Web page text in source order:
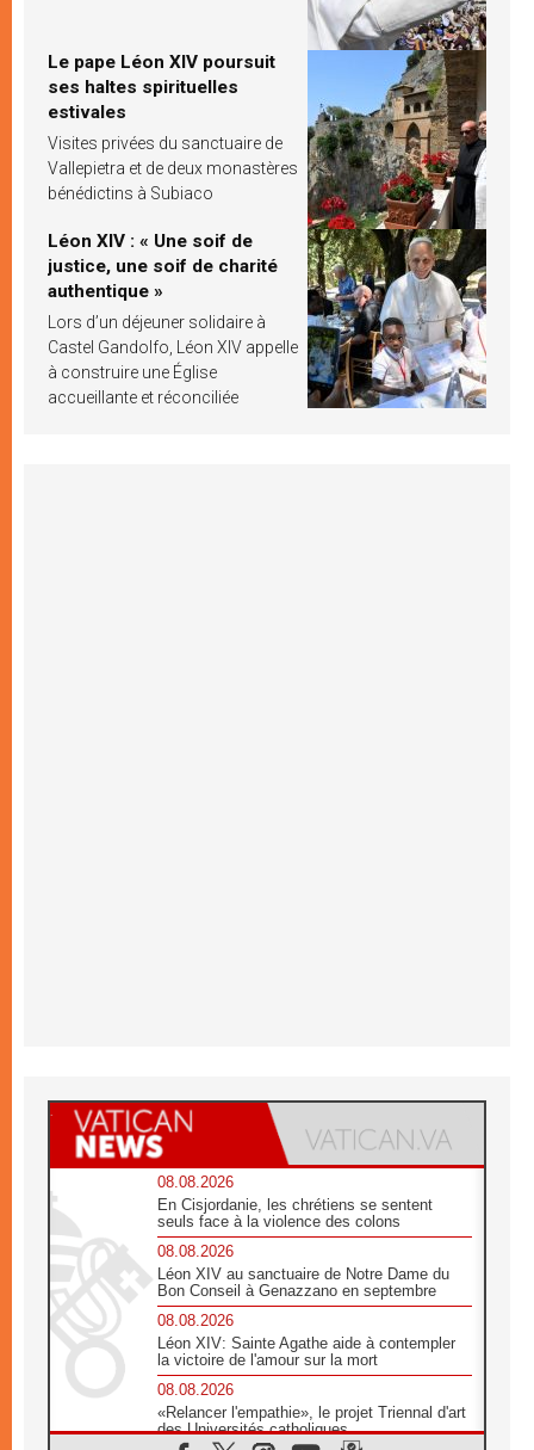
Le pape Léon XIV poursuit
ses haltes spirituelles
estivales
Visites privées du sanctuaire de
Vallepietra et de deux monastères
bénédictins à Subiaco
Léon XIV : « Une soif de
justice, une soif de charité
authentique »
Lors d’un déjeuner solidaire à
Castel Gandolfo, Léon XIV appelle
à construire une Église
accueillante et réconciliée
08.08.2026
En Cisjordanie, les chrétiens se sentent
seuls face à la violence des colons
08.08.2026
Léon XIV au sanctuaire de Notre Dame du
Bon Conseil à Genazzano en septembre
08.08.2026
Léon XIV: Sainte Agathe aide à contempler
la victoire de l'amour sur la mort
08.08.2026
«Relancer l'empathie», le projet Triennal d'art
des Universités catholiques